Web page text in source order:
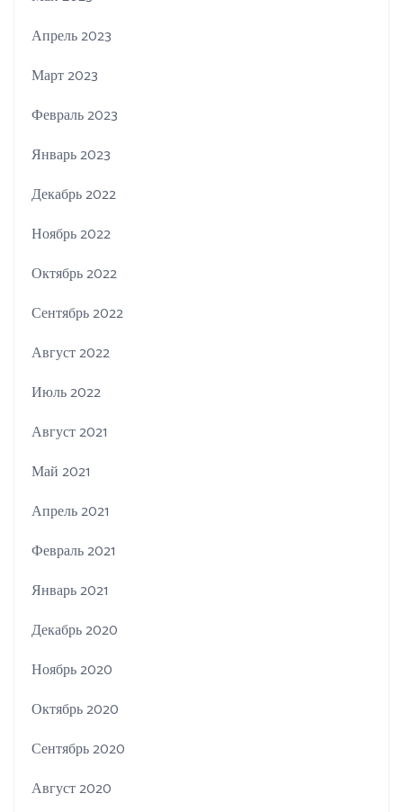
Апрель 2023
Март 2023
Февраль 2023
Январь 2023
Декабрь 2022
Ноябрь 2022
Октябрь 2022
Сентябрь 2022
Август 2022
Июль 2022
Август 2021
Май 2021
Апрель 2021
Февраль 2021
Январь 2021
Декабрь 2020
Ноябрь 2020
Октябрь 2020
Сентябрь 2020
Август 2020